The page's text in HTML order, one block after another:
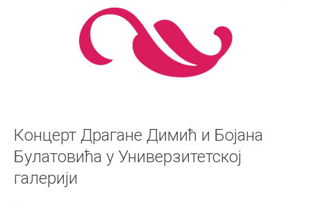
Концерт Драгане Димић и Бојана
Булатовића у Универзитетској
галерији